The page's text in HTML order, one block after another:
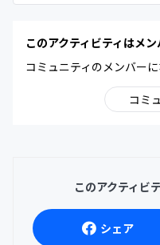
このアクティビティはメン
コミュニティのメンバー
コミ
このアクティビ
シェア